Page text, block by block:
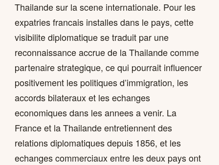
Thailande sur la scene internationale. Pour les
expatries francais installes dans le pays, cette
visibilite diplomatique se traduit par une
reconnaissance accrue de la Thailande comme
partenaire strategique, ce qui pourrait influencer
positivement les politiques d’immigration, les
accords bilateraux et les echanges
economiques dans les annees a venir. La
France et la Thailande entretiennent des
relations diplomatiques depuis 1856, et les
echanges commerciaux entre les deux pays ont